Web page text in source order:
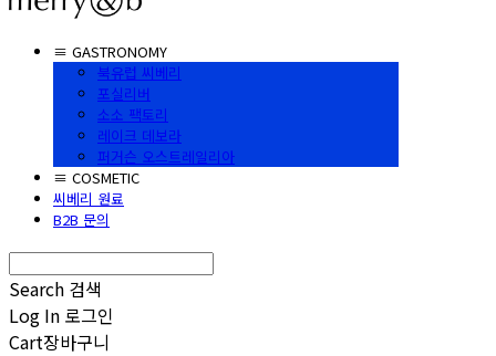
≡ GASTRONOMY
북유럽 씨베리
포실리버
소소 팩토리
레이크 데보라
퍼거슨 오스트레일리아
≡ COSMETIC
씨베리 원료
B2B 문의
Search 검색
Log In 로그인
Cart장바구니